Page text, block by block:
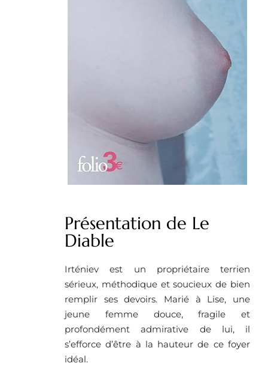
Présentation de Le
Diable
Irténiev est un propriétaire terrien
sérieux, méthodique et soucieux de bien
remplir ses devoirs. Marié à Lise, une
jeune femme douce, fragile et
profondément admirative de lui, il
s’efforce d’être à la hauteur de ce foyer
idéal.